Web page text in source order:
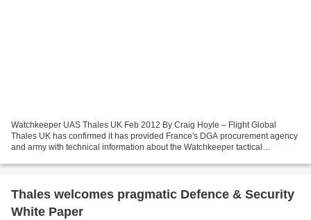
Watchkeeper UAS Thales UK Feb 2012 By Craig Hoyle – Flight Global
Thales UK has confirmed it has provided France's DGA procurement agency
and army with technical information about the Watchkeeper tactical
Thales welcomes pragmatic Defence & Security
White Paper